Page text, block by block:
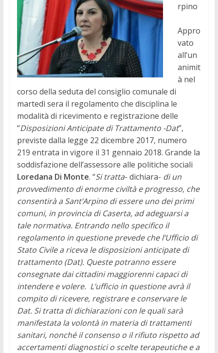
rpino
Appro
vato
all’un
animit
à nel
corso della seduta del consiglio comunale di
martedì sera il regolamento che disciplina le
modalità di ricevimento e registrazione delle
“Disposizioni Anticipate di Trattamento -Dat”,
previste dalla legge 22 dicembre 2017, numero
219 entrata in vigore il 31 gennaio 2018. Grande la
soddisfazione dell’assessore alle politiche sociali
Loredana Di Monte. “Si tratta- dichiara- di un
provvedimento di enorme civiltà e progresso, che
consentirà a Sant’Arpino di essere uno dei primi
comuni, in provincia di Caserta, ad adeguarsi a
tale normativa. Entrando nello specifico il
regolamento in questione prevede che l’Ufficio di
Stato Civile a riceva le disposizioni anticipate di
trattamento (Dat). Queste potranno essere
consegnate dai cittadini maggiorenni capaci di
intendere e volere. L’ufficio in questione avrà il
compito di ricevere, registrare e conservare le
Dat. Si tratta di dichiarazioni con le quali sarà
manifestata la volontà in materia di trattamenti
sanitari, nonché il consenso o il rifiuto rispetto ad
accertamenti diagnostici o scelte terapeutiche e a